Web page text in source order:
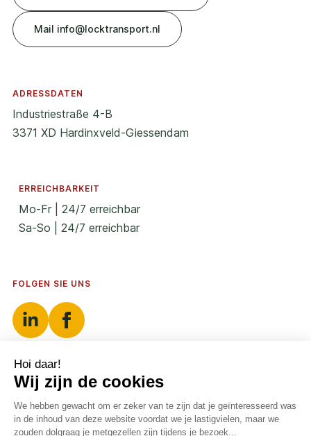
Mail info@locktransport.nl
ADRESSDATEN
Industriestraße 4-B
3371 XD Hardinxveld-Giessendam
ERREICHBARKEIT
Mo-Fr | 24/7 erreichbar
Sa-So | 24/7 erreichbar
FOLGEN SIE UNS